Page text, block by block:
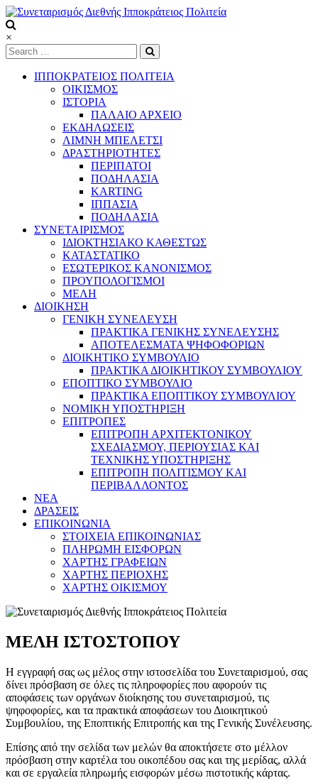
Skip
to
content
Συνεταιρισμός
Διεθνής
Ιπποκράτειος
Πολιτεία
×
ΙΠΠΟΚΡΑΤΕΙΟΣ ΠΟΛΙΤΕΙΑ
ΟΙΚΙΣΜΟΣ
ΙΣΤΟΡΙΑ
ΠΑΛΑΙΟ ΑΡΧΕΙΟ
ΕΚΔΗΛΩΣΕΙΣ
ΛΙΜΝΗ ΜΠΕΛΕΤΣΙ
ΔΡΑΣΤΗΡΙΟΤΗΤΕΣ
ΠΕΡΙΠΑΤΟΙ
ΠΟΔΗΛΑΣΙΑ
KARTING
ΙΠΠΑΣΙΑ
ΠΟΔΗΛΑΣΙΑ
ΣΥΝΕΤΑΙΡΙΣΜΟΣ
ΙΔΙΟΚΤΗΣΙΑΚΟ ΚΑΘΕΣΤΩΣ
ΚΑΤΑΣΤΑΤΙΚΟ
ΕΣΩΤΕΡΙΚΟΣ ΚΑΝΟΝΙΣΜΟΣ
ΠΡΟΥΠΟΛΟΓΙΣΜΟΙ
ΜΕΛΗ
ΔΙΟΙΚΗΣΗ
ΓΕΝΙΚΗ ΣΥΝΕΛΕΥΣΗ
ΠΡΑΚΤΙΚΑ ΓΕΝΙΚΗΣ ΣΥΝΕΛΕΥΣΗΣ
ΑΠΟΤΕΛΕΣΜΑΤΑ ΨΗΦΟΦΟΡΙΩΝ
ΔΙΟΙΚΗΤΙΚΟ ΣΥΜΒΟΥΛΙΟ
ΠΡΑΚΤΙΚΑ ΔΙΟΙΚΗΤΙΚΟΥ ΣΥΜΒΟΥΛΙΟΥ
ΕΠΟΠΤΙΚΟ ΣΥΜΒΟΥΛΙΟ
ΠΡΑΚΤΙΚΑ ΕΠΟΠΤΙΚΟΥ ΣΥΜΒΟΥΛΙΟΥ
ΝΟΜΙΚΗ ΥΠΟΣΤΗΡΙΞΗ
ΕΠΙΤΡΟΠΕΣ
ΕΠΙΤΡΟΠΗ ΑΡΧΙΤΕΚΤΟΝΙΚΟΥ
ΣΧΕΔΙΑΣΜΟΥ, ΠΕΡΙΟΥΣΙΑΣ ΚΑΙ
ΤΕΧΝΙΚΗΣ ΥΠΟΣΤΗΡΙΞΗΣ
ΕΠΙΤΡΟΠΗ ΠΟΛΙΤΙΣΜΟΥ ΚΑΙ
ΠΕΡΙΒΑΛΛΟΝΤΟΣ
NEA
ΔΡΑΣΕΙΣ
ΕΠΙΚΟΙΝΩΝΙΑ
ΣΤΟΙΧΕΙΑ ΕΠΙΚΟΙΝΩΝΙΑΣ
ΠΛΗΡΩΜΗ ΕΙΣΦΟΡΩΝ
ΧΑΡΤΗΣ ΓΡΑΦΕΙΩΝ
ΧΑΡΤΗΣ ΠΕΡΙΟΧΗΣ
ΧΑΡΤΗΣ ΟΙΚΙΣΜΟΥ
ΜΕΛΗ ΙΣΤΟΣΤΟΠΟΥ
Η εγγραφή σας ως μέλος στην ιστοσελίδα του Συνεταιρισμού, σας
δίνει πρόσβαση σε όλες τις πληροφορίες που αφορούν τις
αποφάσεις των οργάνων διοίκησης του συνεταιρισμού, τις
ψηφοφορίες, και τα πρακτικά αποφάσεων του Διοικητικού
Συμβουλίου, της Εποπτικής Επιτροπής και της Γενικής Συνέλευσης.
Επίσης από την σελίδα των μελών θα αποκτήσετε στο μέλλον
πρόσβαση στην καρτέλα του οικοπέδου σας και της μερίδας, αλλά
και σε εργαλεία πληρωμής εισφορών μέσω πιστοτικής κάρτας.